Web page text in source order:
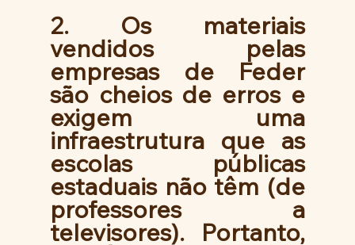
2. Os materiais
vendidos pelas
empresas de Feder
são cheios de erros e
exigem uma
infraestrutura que as
escolas públicas
estaduais não têm (de
professores a
televisores). Portanto,